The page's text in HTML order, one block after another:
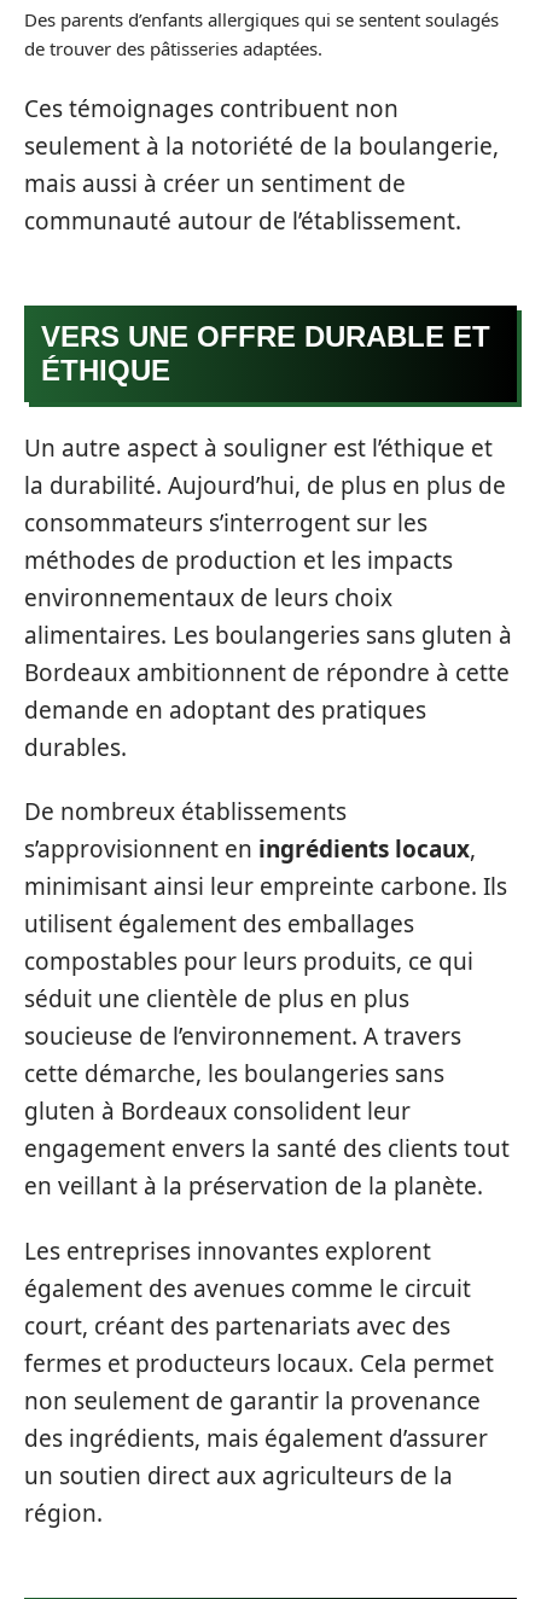
Des parents d’enfants allergiques qui se sentent soulagés
de trouver des pâtisseries adaptées.
Ces témoignages contribuent non
seulement à la notoriété de la boulangerie,
mais aussi à créer un sentiment de
communauté autour de l’établissement.
VERS UNE OFFRE DURABLE ET
ÉTHIQUE
Un autre aspect à souligner est l’éthique et
la durabilité. Aujourd’hui, de plus en plus de
consommateurs s’interrogent sur les
méthodes de production et les impacts
environnementaux de leurs choix
alimentaires. Les boulangeries sans gluten à
Bordeaux ambitionnent de répondre à cette
demande en adoptant des pratiques
durables.
De nombreux établissements
s’approvisionnent en ingrédients locaux,
minimisant ainsi leur empreinte carbone. Ils
utilisent également des emballages
compostables pour leurs produits, ce qui
séduit une clientèle de plus en plus
soucieuse de l’environnement. A travers
cette démarche, les boulangeries sans
gluten à Bordeaux consolident leur
engagement envers la santé des clients tout
en veillant à la préservation de la planète.
Les entreprises innovantes explorent
également des avenues comme le circuit
court, créant des partenariats avec des
fermes et producteurs locaux. Cela permet
non seulement de garantir la provenance
des ingrédients, mais également d’assurer
un soutien direct aux agriculteurs de la
région.